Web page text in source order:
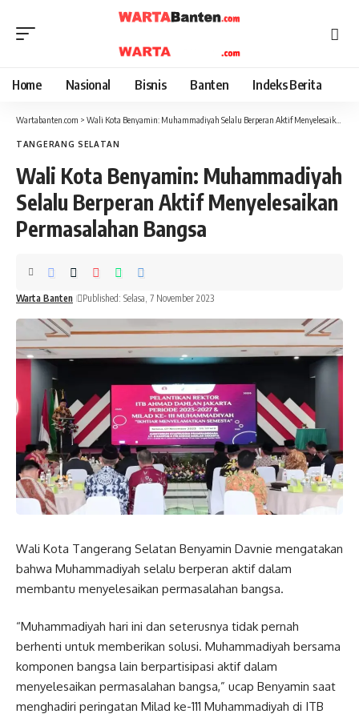
Home Nasional Bisnis Banten Indeks Berita
Wartabanten.com > Wali Kota Benyamin: Muhammadiyah Selalu Berperan Aktif Menyelesaikan Permasalahan Bangsa
TANGERANG SELATAN
Wali Kota Benyamin: Muhammadiyah
Selalu Berperan Aktif Menyelesaikan
Permasalahan Bangsa
Warta Banten Published: Selasa, 7 November 2023
Wali Kota Tangerang Selatan Benyamin Davnie mengatakan
bahwa Muhammadiyah selalu berperan aktif dalam
membantu menyelesaikan permasalahan bangsa.
“Muhammadiyah hari ini dan seterusnya tidak pernah
berhenti untuk memberikan solusi. Muhammadiyah bersama
komponen bangsa lain berpartisipasi aktif dalam
menyelesaikan permasalahan bangsa,” ucap Benyamin saat
menghadiri peringatan Milad ke-111 Muhammadiyah di ITB